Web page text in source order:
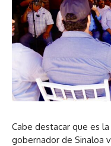
Cabe destacar que es
gobernador de Sinaloa